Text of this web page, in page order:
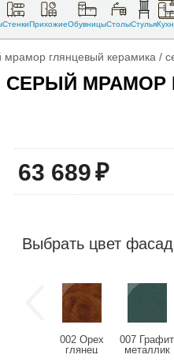
СтенкиПрихожиеОбувницыСтолыСтулья
глянцевый керамика /
СЕРЫЙ
63 689₽
Выбрать цвет
002 Орех
глянец
007 Графит
металлик